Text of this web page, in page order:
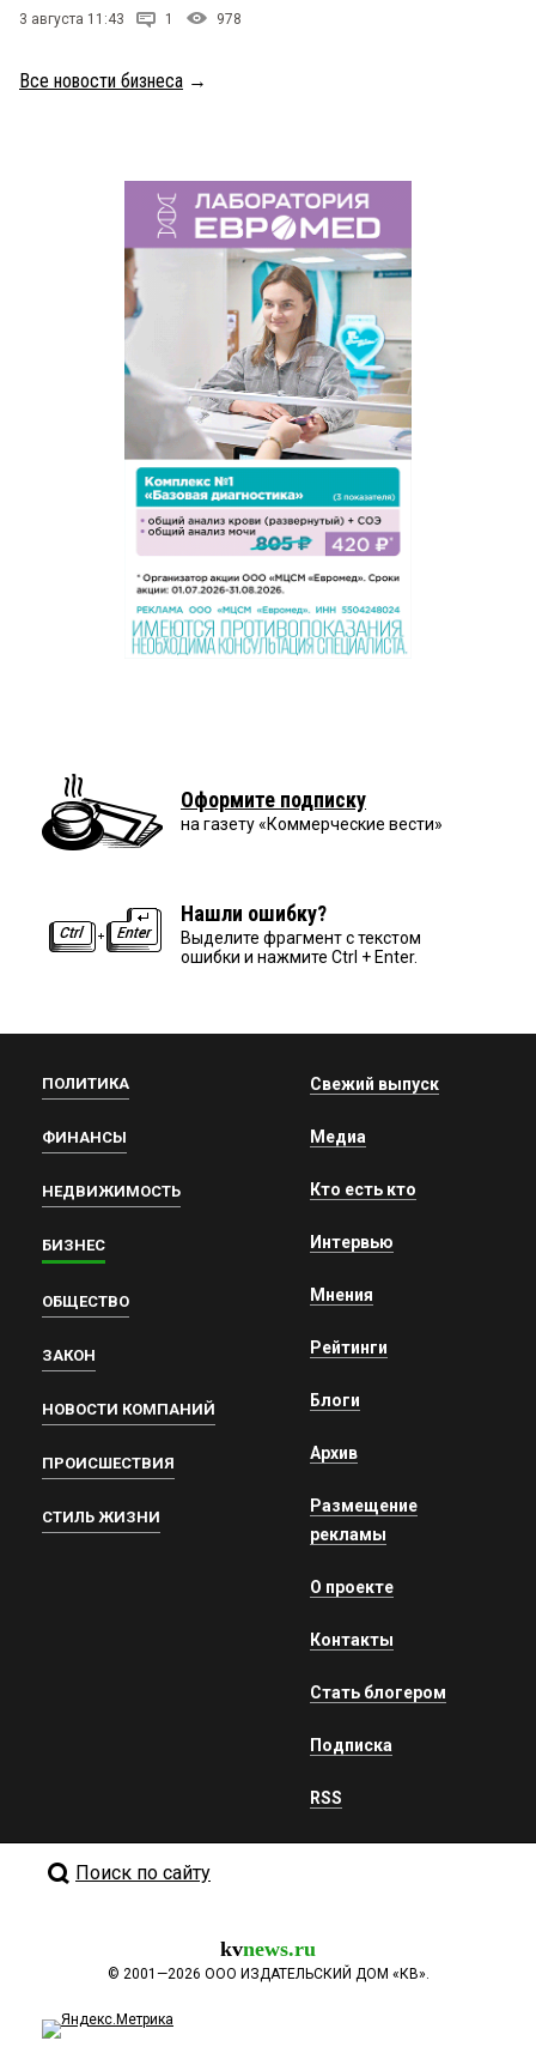
3 августа 11:43 1 978
Все новости бизнеса →
Оформите подписку
на газету «Коммерческие вести»
Нашли ошибку?
Выделите фрагмент с текстом
ошибки и нажмите Ctrl + Enter.
ПОЛИТИКА
ФИНАНСЫ
НЕДВИЖИМОСТЬ
БИЗНЕС
ОБЩЕСТВО
ЗАКОН
НОВОСТИ КОМПАНИЙ
ПРОИСШЕСТВИЯ
СТИЛЬ ЖИЗНИ
Свежий выпуск
Медиа
Кто есть кто
Интервью
Мнения
Рейтинги
Блоги
Архив
Размещение
рекламы
О проекте
Контакты
Стать блогером
Подписка
RSS
Поиск по сайту
kvnews.ru
© 2001—2026 ООО ИЗДАТЕЛЬСКИЙ ДОМ «КВ».